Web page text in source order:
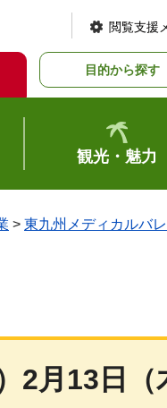
閲覧支援
目的から探す
観光・魅力
> 東九州メディカルバ
2月13日